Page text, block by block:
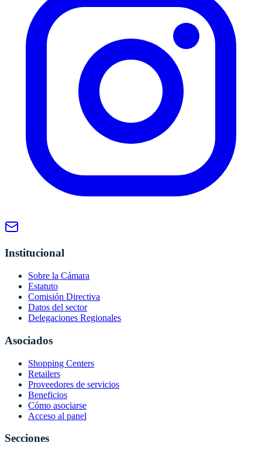
Institucional
Sobre la Cámara
Estatuto
Comisión Directiva
Datos del sector
Delegaciones Regionales
Asociados
Shopping Centers
Retailers
Proveedores de servicios
Beneficios
Cómo asociarse
Acceso al panel
Secciones